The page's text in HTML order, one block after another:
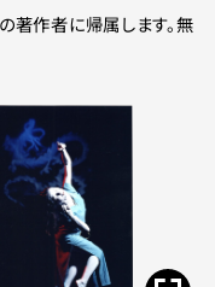
著作者に帰属します。無